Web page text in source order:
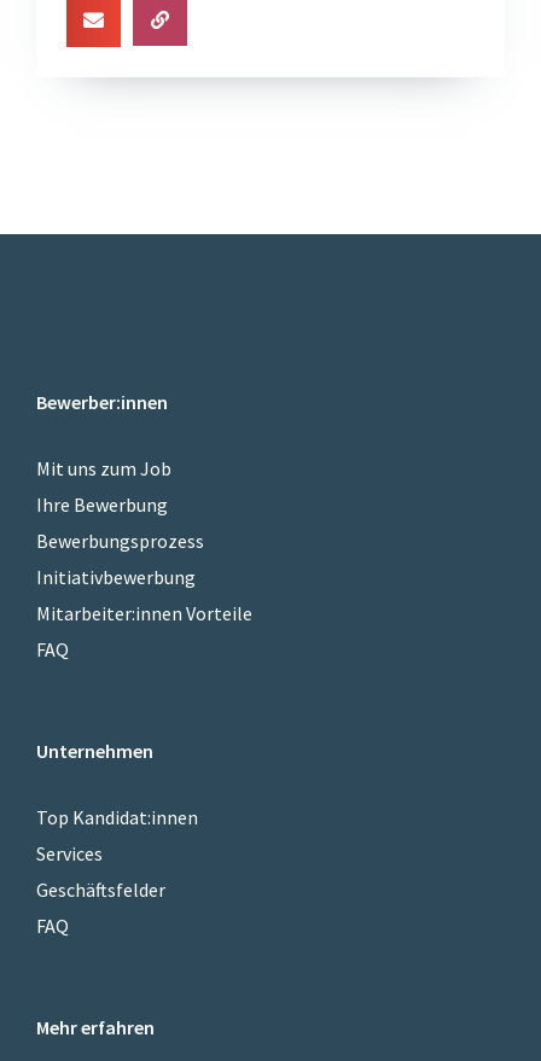
Bewerber:innen
Mit uns zum Job
Ihre Bewerbung
Bewerbungsprozess
Initiativbewerbung
Mitarbeiter:innen Vorteile
FAQ
Unternehmen
Top Kandidat:innen
Services
Geschäftsfelder
FAQ
Mehr erfahren